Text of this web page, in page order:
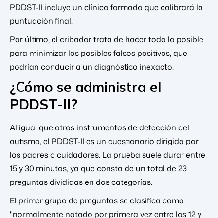
PDDST-II incluye un clínico formado que calibrará la
puntuación final.
Por último, el cribador trata de hacer todo lo posible
para minimizar los posibles falsos positivos, que
podrían conducir a un diagnóstico inexacto.
¿Cómo se administra el
PDDST-II?
Al igual que otros instrumentos de detección del
autismo, el PDDST-II es un cuestionario dirigido por
los padres o cuidadores. La prueba suele durar entre
15 y 30 minutos, ya que consta de un total de 23
preguntas divididas en dos categorías.
El primer grupo de preguntas se clasifica como
"normalmente notado por primera vez entre los 12 y